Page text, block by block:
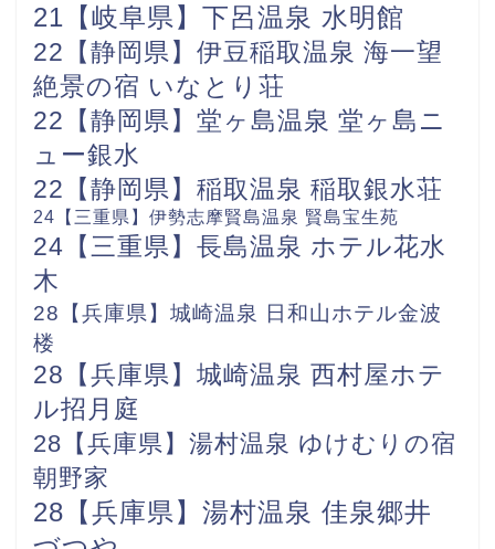
21【岐阜県】下呂温泉 水明館
22【静岡県】伊豆稲取温泉 海一望
絶景の宿 いなとり荘
22【静岡県】堂ヶ島温泉 堂ヶ島ニ
ュー銀水
22【静岡県】稲取温泉 稲取銀水荘
24【三重県】伊勢志摩賢島温泉 賢島宝生苑
24【三重県】長島温泉 ホテル花水
木
28【兵庫県】城崎温泉 日和山ホテル金波
楼
28【兵庫県】城崎温泉 西村屋ホテ
ル招月庭
28【兵庫県】湯村温泉 ゆけむりの宿
朝野家
28【兵庫県】湯村温泉 佳泉郷井